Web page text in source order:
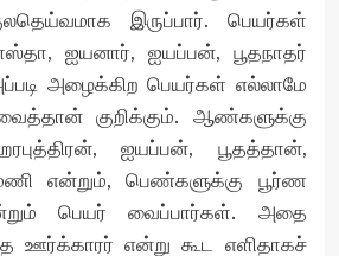
இருப்பார். பெயர்கள்
ஐயனார், ஐயப்பன், பூதநாதர்
அழைக்கிற பெயர்கள் எல்லாமே
குறிக்கும். ஆண்களுக்கு
ஐயப்பன், பூதத்தான்,
என்றும், பெண்களுக்கு பூர்ண
பெயர் வைப்பார்கள். அதை
ஊர்க்காரர் என்று கூட எளிதாகச்